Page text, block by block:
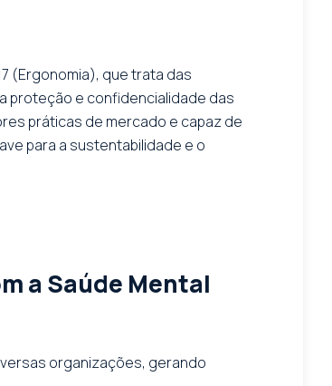
(Ergonomia), que trata das
proteção e confidencialidade das
práticas de mercado e capaz de
para a sustentabilidade e o
a Saúde Mental
organizações, gerando